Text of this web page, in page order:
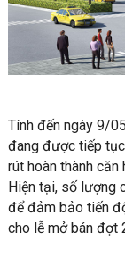
Tính đến ngày 9/
đang được tiếp
rút hoàn thành
Hiện tại, số lượng
để đảm bảo tiến
cho lễ mở bán đợt